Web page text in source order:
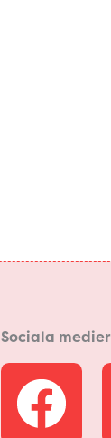
Sociala medier
F